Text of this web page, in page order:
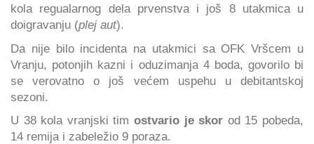
kola regualarnog dela prvenstva i još 8 utakmica u
doigravanju (plej aut).
Da nije bilo incidenta na utakmici sa OFK Vršcem u
Vranju, potonjih kazni i oduzimanja 4 boda, govorilo bi
se verovatno o još većem uspehu u debitantskoj
sezoni.
U 38 kola vranjski tim ostvario je skor od 15 pobeda,
14 remija i zabeležio 9 poraza.